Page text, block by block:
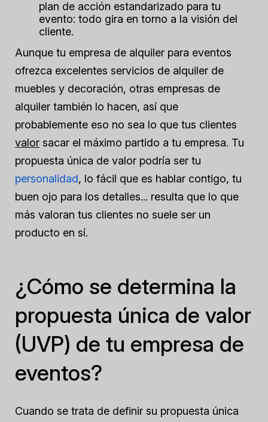
plan de acción estandarizado para tu
evento: todo gira en torno a la visión del
cliente.
Aunque tu empresa de alquiler para eventos
ofrezca excelentes servicios de alquiler de
muebles y decoración, otras empresas de
alquiler también lo hacen, así que
probablemente eso no sea lo que tus clientes
valor sacar el máximo partido a tu empresa. Tu
propuesta única de valor podría ser tu
personalidad, lo fácil que es hablar contigo, tu
buen ojo para los detalles... resulta que lo que
más valoran tus clientes no suele ser un
producto en sí.
¿Cómo se determina la
propuesta única de valor
(UVP) de tu empresa de
eventos?
Cuando se trata de definir su propuesta única